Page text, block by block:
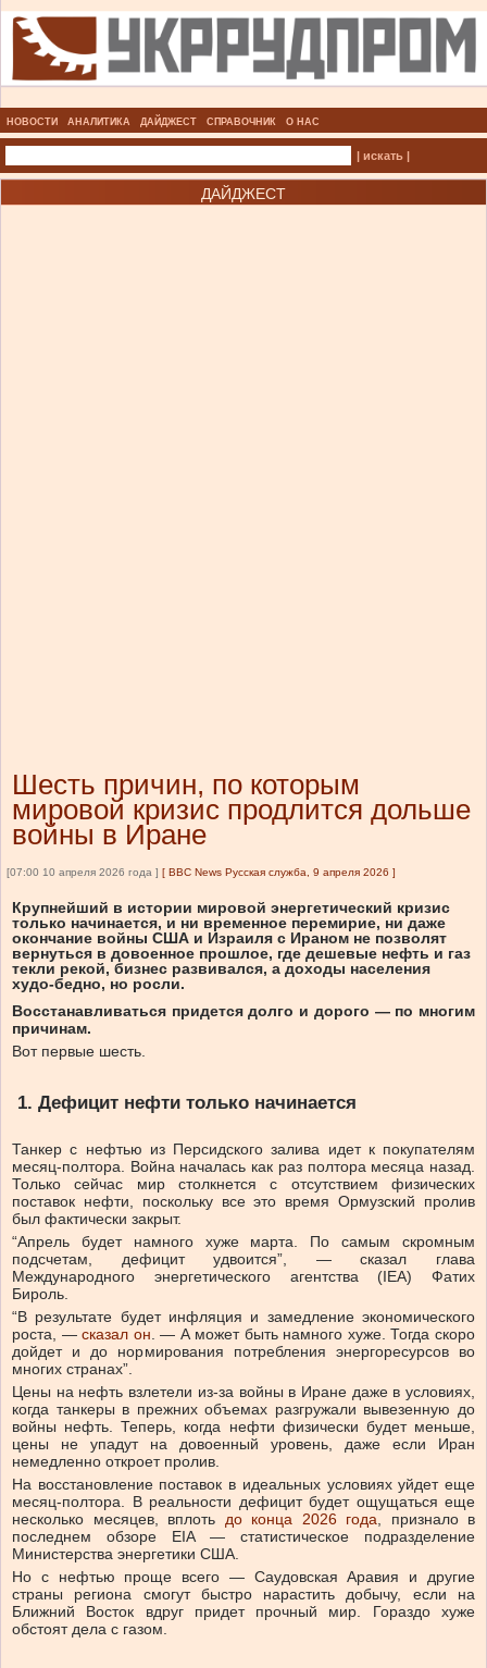
НОВОСТИ АНАЛИТИКА ДАЙДЖЕСТ СПРАВОЧНИК О НАС
| искать |
ДАЙДЖЕСТ
Шесть причин, по которым
мировой кризис продлится дольше
войны в Иране
[07:00 10 апреля 2026 года ] [ BBC News Русская служба, 9 апреля 2026 ]
Крупнейший в истории мировой энергетический кризис
только начинается, и ни временное перемирие, ни даже
окончание войны США и Израиля с Ираном не позволят
вернуться в довоенное прошлое, где дешевые нефть и газ
текли рекой, бизнес развивался, а доходы населения
худо-бедно, но росли.
Восстанавливаться придется долго и дорого — по многим
причинам.
Вот первые шесть.
1. Дефицит нефти только начинается
Танкер с нефтью из Персидского залива идет к покупателям
месяц-полтора. Война началась как раз полтора месяца назад.
Только сейчас мир столкнется с отсутствием физических
поставок нефти, поскольку все это время Ормузский пролив
был фактически закрыт.
“Апрель будет намного хуже марта. По самым скромным
подсчетам, дефицит удвоится”, — сказал глава
Международного энергетического агентства (IEA) Фатих
Бироль.
“В результате будет инфляция и замедление экономического
роста, —сказал он. — А может быть намного хуже. Тогда скоро
дойдет и до нормирования потребления энергоресурсов во
многих странах”.
Цены на нефть взлетели из-за войны в Иране даже в условиях,
когда танкеры в прежних объемах разгружали вывезенную до
войны нефть. Теперь, когда нефти физически будет меньше,
цены не упадут на довоенный уровень, даже если Иран
немедленно откроет пролив.
На восстановление поставок в идеальных условиях уйдет еще
месяц-полтора. В реальности дефицит будет ощущаться еще
несколько месяцев, вплоть до конца 2026 года, признало в
последнем обзоре EIA — статистическое подразделение
Министерства энергетики США.
Но с нефтью проще всего — Саудовская Аравия и другие
страны региона смогут быстро нарастить добычу, если на
Ближний Восток вдруг придет прочный мир. Гораздо хуже
обстоят дела с газом.